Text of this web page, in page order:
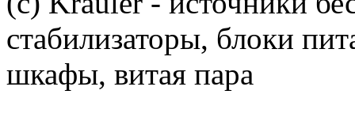
стабилизаторы, блоки
шкафы, витая пара